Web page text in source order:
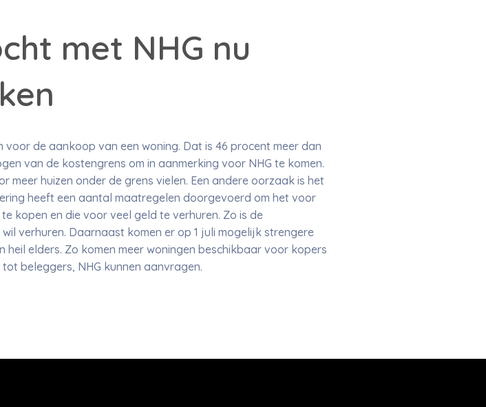
met NHG nu
de aankoop van een woning. Dat is 46 procent meer dan
van de kostengrens om in aanmerking voor NHG te komen.
huizen onder de grens vielen. Een andere oorzaak is het
heeft een aantal maatregelen doorgevoerd om het voor
kopen en die voor veel geld te verhuren. Zo is de
verhuren. Daarnaast komen er op 1 juli mogelijk strengere
elders. Zo komen meer woningen beschikbaar voor kopers
beleggers, NHG kunnen aanvragen.